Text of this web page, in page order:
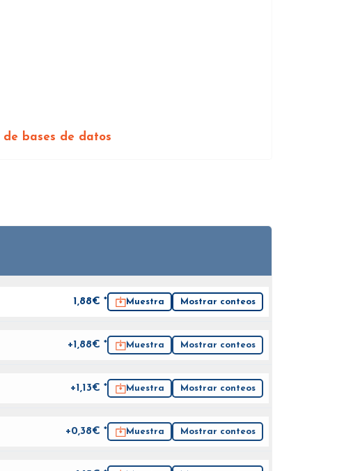
bases de datos
1,88€ * Muestra Mostrar conteos
+1,88€ * Muestra Mostrar conteos
+1,13€ * Muestra Mostrar conteos
+0,38€ * Muestra Mostrar conteos